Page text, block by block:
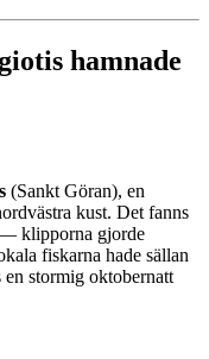
hamnade
(Sankt Göran), en
kust. Det fanns
— klipporna gjorde
fiskarna hade sällan
stormig oktobernatt